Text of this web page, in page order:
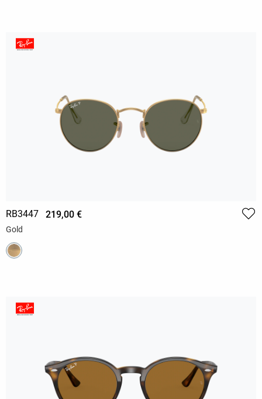
RB3447 219,00 €
Gold